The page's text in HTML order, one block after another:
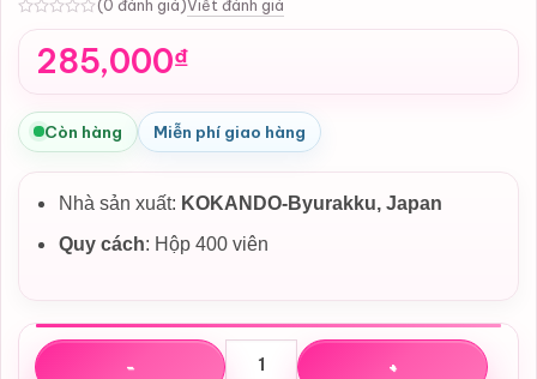
(0 đánh giá)Viết đánh giá
285,000₫
Còn hàng Miễn phí giao hàng
Nhà sản xuất: KOKANDO-Byurakku, Japan
Quy cách: Hộp 400 viên
Viên uống nhuận tràng, hỗ trợ táo bón Kokando